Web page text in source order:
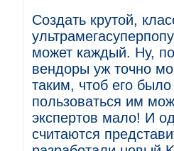
Создать крутой,
может каждый. Ну,
вендоры уж точно
таким, чтоб его
пользоваться им
экспертов мало! И
считаются